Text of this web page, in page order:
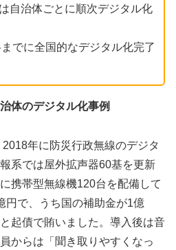
自治体ごとに順次デジタル化
でに全国的なデジタル化完了
体のデジタル化事例
年に防災行政無線のデジタ
系では屋外拡声器60基を更新
携帯型無線機120台を配備して
円で、うち国の補助金が1億
起債で賄いました。導入後は音
からは「聞き取りやすくなっ